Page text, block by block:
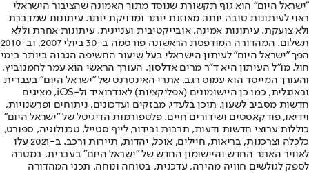
"ישראל היום" הוא גוף תקשורת שנוסד מתוך האמונה שהציבור הישראלי
ראוי לעיתונות טובה יותר, מאוזנת יותר ומדויקת יותר. עיתונות שמדברת
ולא צועקת. עיתונות אמינה, אובייקטיבית ועניינית. עיתונות אחרת וללא
תשלום. המהדורה המודפסת הראשונה פורסמה ב-30 ביולי 2007, וב-2010
הפך "ישראל היום" לעיתון הישראלי בעל שיעור החשיפה הגבוה ביותר בימי
חול. מו"ל העיתון היא ד"ר מרים אדלסון. העורך הראשי הוא עמר לחמנוביץ,
והעורך המייסד הוא עמוס רגב. אתרי האינטרנט של "ישראל היום" בעברית
ובאנגלית, כמו כן היישומונים (אפליקציות) לאנדרואיד ול-iOS, מציגים
חדשות מסביב לשעון, תוכן בלעדי, מבזקים ועדכונים, ניתוחים ופרשנויות,
וידיאו, פודקאסטים ושידורים חיים. פלטפורמות הדיגיטל של "ישראל היום"
כוללות ערוצי חדשות ודעות, תרבות ובידור, לייף סטייל, טכנולוגיה, ספורט,
כלכלה וצרכנות, בריאות, חיילים, אוכל, יהדות, תיירות ורכב. ב-2021 עלו
לאוויר האתר החדש והיישומון החדש של "ישראל היום" בעברית, במטרה
לספק לגולשים חוויה מהירה, עדכנית, בטוחה ונוחה. תכני המהדורה